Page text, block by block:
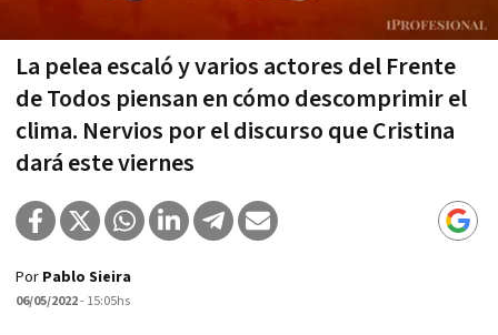
La pelea escaló y varios actores del Frente
de Todos piensan en cómo descomprimir el
clima. Nervios por el discurso que Cristina
dará este viernes
Por Pablo Sieira
06/05/2022- 15:05hs